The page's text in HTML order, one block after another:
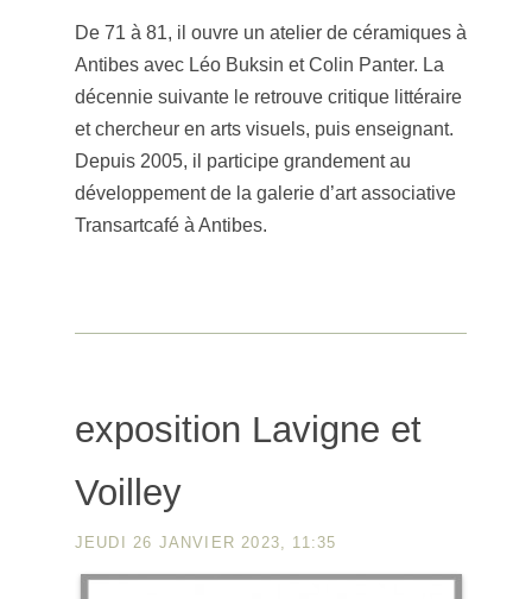
De 71 à 81, il ouvre un atelier de céramiques à
Antibes avec Léo Buksin et Colin Panter. La
décennie suivante le retrouve critique littéraire
et chercheur en arts visuels, puis enseignant.
Depuis 2005, il participe grandement au
développement de la galerie d’art associative
Transartcafé à Antibes.
exposition Lavigne et
Voilley
JEUDI 26 JANVIER 2023, 11:35